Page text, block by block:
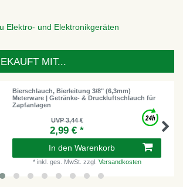
Elektro- und Elektronikgeräten
MIT...
Bierschlauch, Bierleitung 3/8" (6,3mm)
Meterware | Getränke- & Druckluftschlauch für
Zapfanlagen
UVP 3,44 €
2,99 € *
In den Warenkorb
* inkl. ges. MwSt. zzgl. Versandkosten